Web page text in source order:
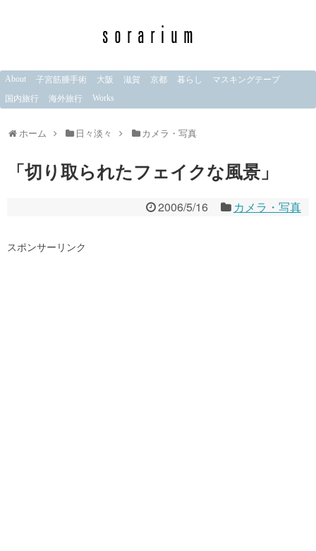
About 子宮筋腫手術 大阪 滋賀 京都 暮らし
マスキングテープ
国内旅行
海外旅行 Works
ホーム 日々淡々 カメラ・写真
「切り取られたフェイクな風景」
2006/5/16 カメラ・写真
スポンサーリンク